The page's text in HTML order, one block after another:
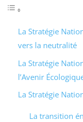
La Stratégie
vers la neutralité
La Stratégie
l’Avenir
La Stratégie
La transition